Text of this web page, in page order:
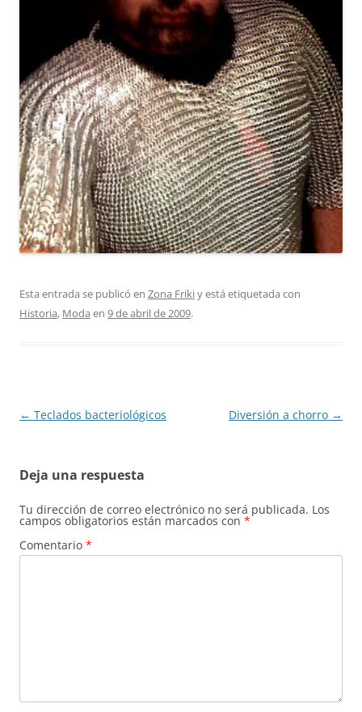
Esta entrada se publicó en Zona Frikiy está etiquetada con
Historia, Moda en 9 de abril de 2009.
Navegación
← Teclados bacteriológicos Diversión a chorro →
Deja una respuesta
Tu dirección de correo electrónico no será publicada. Los
campos obligatorios están marcados con *
Comentario *